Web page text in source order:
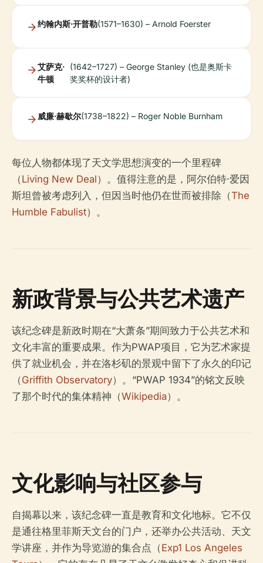
约翰内斯·开普勒(1571–1630) – Arnold Foerster
艾萨克·
牛顿
(1642–1727) – George Stanley (也是奥斯卡
奖奖杯的设计者)
威廉·赫歇尔(1738–1822) – Roger Noble Burnham
每位人物都体现了天文学思想演变的一个里程碑
（Living New Deal）。值得注意的是，阿尔伯特·爱因
斯坦曾被考虑列入，但因当时他仍在世而被排除（The
Humble Fabulist）。
新政背景与公共艺术遗产
该纪念碑是新政时期在“大萧条”期间致力于公共艺术和
文化丰富的重要成果。作为PWAP项目，它为艺术家提
供了就业机会，并在洛杉矶的景观中留下了永久的印记
（Griffith Observatory）。“PWAP 1934”的铭文反映
了那个时代的集体精神（Wikipedia）。
文化影响与社区参与
自揭幕以来，该纪念碑一直是教育和文化地标。它不仅
是通往格里菲斯天文台的门户，还举办公共活动、天文
学讲座，并作为导览游的集合点（Exp1 Los Angeles